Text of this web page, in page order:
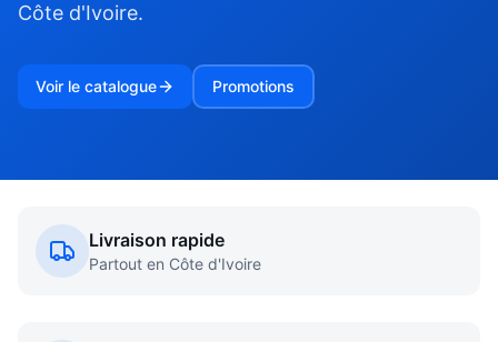
Côte d'Ivoire.
Voir le catalogue Promotions
Livraison rapide
Partout en Côte d'Ivoire